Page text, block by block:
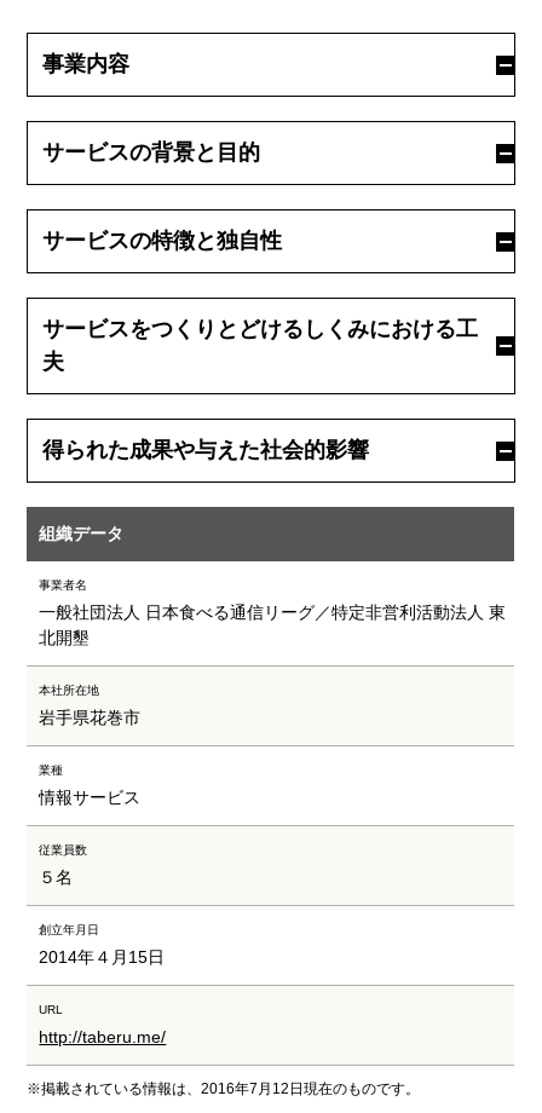
事業内容
サービスの背景と目的
サービスの特徴と独自性
サービスをつくりとどけるしくみにおける工
夫
得られた成果や与えた社会的影響
組織データ
事業者名
一般社団法人 日本食べる通信リーグ／特定非営利活動法人 東
北開墾
本社所在地
岩手県花巻市
業種
情報サービス
従業員数
５名
創立年月日
2014年４月15日
URL
http://taberu.me/
※掲載されている情報は、2016年7月12日現在のものです。